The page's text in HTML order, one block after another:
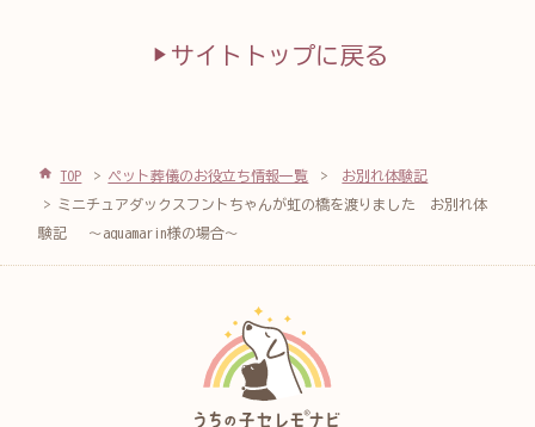
サイトトップに戻る
TOP ペット葬儀のお役立ち情報一覧
お別れ体験記
ミニチュアダックスフントちゃんが虹の橋を渡りました お別れ体
験記 ～aquamarin様の場合～